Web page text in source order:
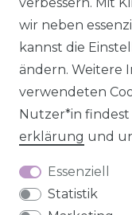
wir neben
kannst die
ändern. Weitere
verwendeten
Nutzer*in
erklärung und
Essenziell
Statistik
Versand ins
Alle Preise inkl.
© 2026 SCHÖNER